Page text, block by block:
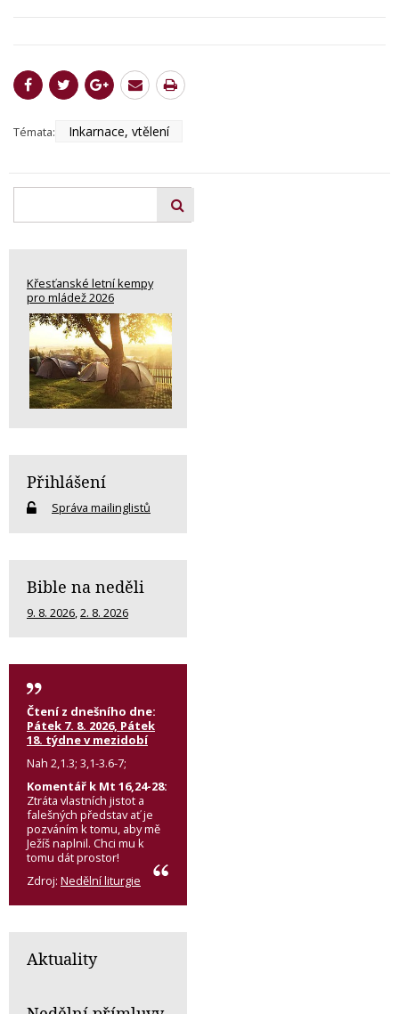
Témata: Inkarnace, vtělení
Křesťanské letní kempy
pro mládež 2026
Přihlášení
Správa mailinglistů
Bible na neděli
9. 8. 2026,2. 8. 2026
Čtení z dnešního dne:
Pátek 7. 8. 2026, Pátek
18. týdne v mezidobí
Nah 2,1.3; 3,1-3.6-7;
Komentář k Mt 16,24-28:
Ztráta vlastních jistot a
falešných představ ať je
pozváním k tomu, aby mě
Ježíš naplnil. Chci mu k
tomu dát prostor!
Zdroj: Nedělní liturgie
Aktuality